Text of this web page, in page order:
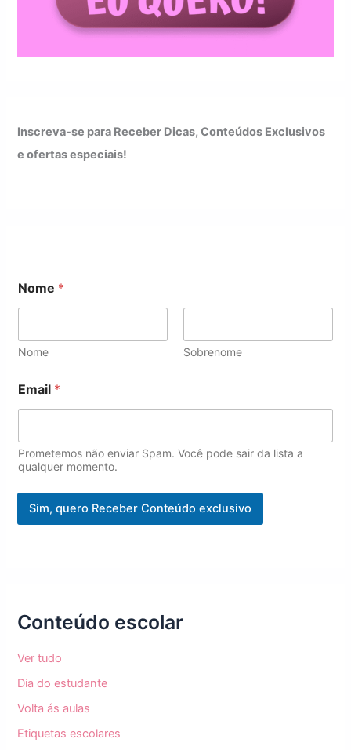
Inscreva-se para Receber Dicas, Conteúdos Exclusivos
e ofertas especiais!
Nome *
Nome Sobrenome
m
a
E
m
i
E
Email *
Prometemos não enviar Spam. Você pode sair da lista a
qualquer momento.
Sim, quero Receber Conteúdo exclusivo
Conteúdo escolar
Ver tudo
Dia do estudante
Volta ás aulas
Etiquetas escolares